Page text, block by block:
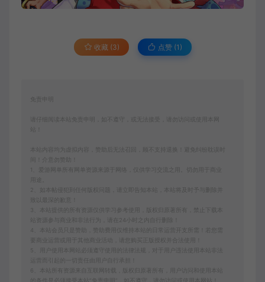
收藏 (3) 点赞 (1 )
免责申明
请仔细阅读本站免责申明，如不遵守，或无法接受，请勿访问或使用本网
本站内容均为虚拟内容，赞助后无法召回，顾不支持退换！避免纠纷耽误时
间！介意勿赞助！
1、爱游网单所有网单资源来源于网络，仅供学习交流之用。切勿用于商业
2、如本帖侵犯到任何版权问题，请立即告知本站，本站将及时予与删除并
致以最深的歉意！
3、本站提供的所有资源仅供学习参考使用，版权归原著所有，禁止下载本
站资源参与商业和非法行为，请在24小时之内自行删除！
4、本站会员只是赞助，赞助费用仅维持本站的日常运营开支所需！若您需
要商业运营或用于其他商业活动，请您购买正版授权并合法使用！
5、用户使用本网站必须遵守使用的法律法规，对于用户违法使用本站非法
6、本站所有资源来自互联网转载，版权归原著所有，用户访问和使用本站
的条件是必须接受本站“免责申明”，如不遵守，请勿访问或使用本网站！